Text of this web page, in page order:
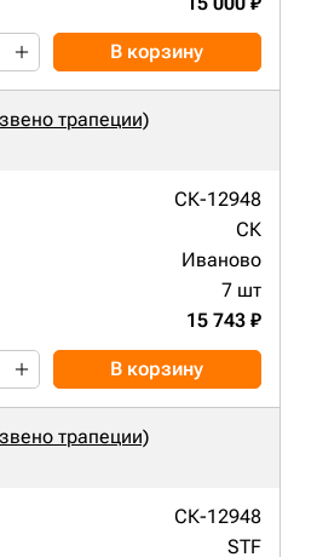
В корзину
трапеции)
СК-12948
СК
Иваново
7 шт
15 743 ₽
В корзину
трапеции)
СК-12948
STF